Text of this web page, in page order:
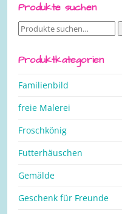
Produkte suchen
Suche
Produktkategorien
Familienbild
freie Malerei
Froschkönig
Futterhäuschen
Gemälde
Geschenk für Freunde